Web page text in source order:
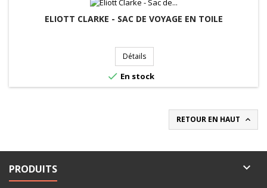
ELIOTT CLARKE - SAC DE VOYAGE EN TOILE
Détails
 En stock
RETOUR EN HAUT 
PRODUITS 